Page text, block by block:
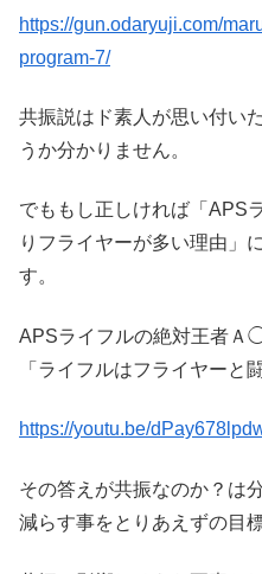
https://gun.odaryuji.com/
program-7/
共振説はド素人が思い付い
うか分かりません。
でももし正しければ「APS
りフライヤーが多い理由」
す。
APSライフルの絶対王者Ａ
「ライフルはフライヤーと
https://youtu.be/
その答えが共振なのか？は
減らす事をとりあえずの目